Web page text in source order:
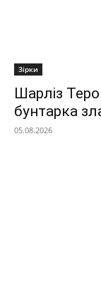
Зірки
Шарліз
бунтарка
05.08.2026